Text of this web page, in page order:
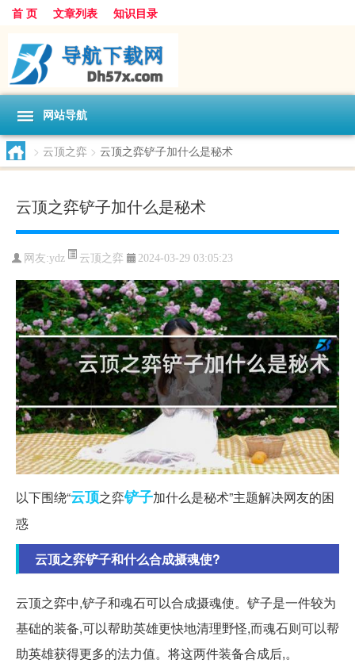
首 页 文章列表 知识目录
网站导航
> 云顶之弈 > 云顶之弈铲子加什么是秘术
云顶之弈铲子加什么是秘术
网友:ydz 云顶之弈 2024-03-29 03:05:23
以下围绕“云顶之弈铲子加什么是秘术”主题解决网友的困
惑
云顶之弈铲子和什么合成摄魂使?
云顶之弈中,铲子和魂石可以合成摄魂使。铲子是一件较为
基础的装备,可以帮助英雄更快地清理野怪,而魂石则可以帮
助英雄获得更多的法力值。将这两件装备合成后,。